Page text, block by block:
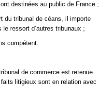
destinées au public de France ;
du tribunal de céans, il importe
ressort d’autres tribunaux ;
compétent.
de commerce est retenue
litigieux sont en relation avec